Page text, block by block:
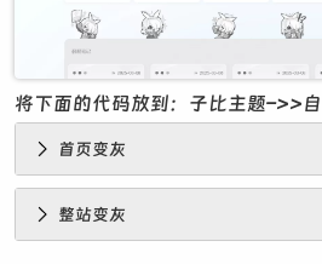
将下面的代码放到：子比主题–>>
首页变灰
整站变灰